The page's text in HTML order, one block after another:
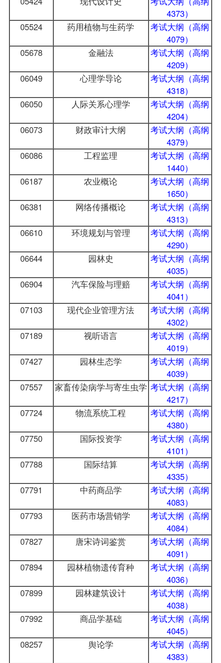
4373）
05524
药用植物与生药学
考试大纲（高纲
4079）
05678
金融法
考试大纲（高纲
4209）
06049
心理学导论
考试大纲（高纲
4318）
06050
人际关系心理学
考试大纲（高纲
4204）
06073
财政审计大纲
考试大纲（高纲
4379）
06086
工程监理
考试大纲（高纲
1440）
06187
农业概论
考试大纲（高纲
1650）
06381
网络传播概论
考试大纲（高纲
4313）
06610
环境规划与管理
考试大纲（高纲
4290）
06644
园林史
考试大纲（高纲
4035）
06904
汽车保险与理赔
考试大纲（高纲
4041）
07103
现代企业管理方法
考试大纲（高纲
4302）
07189
视听语言
考试大纲（高纲
4019）
07427
园林生态学
考试大纲（高纲
4039）
07557
家畜传染病学与寄生虫学 考试大纲（高纲
4217）
07724
物流系统工程
考试大纲（高纲
4380）
07750
国际投资学
考试大纲（高纲
4101）
07788
国际结算
考试大纲（高纲
4335）
07791
中药商品学
考试大纲（高纲
4083）
07793
医药市场营销学
考试大纲（高纲
4084）
07827
唐宋诗词鉴赏
考试大纲（高纲
4091）
07894
园林植物遗传育种
考试大纲（高纲
4036）
07899
园林建筑设计
考试大纲（高纲
4038）
07992
商品学基础
考试大纲（高纲
4045）
08257
舆论学
考试大纲（高纲
4383）